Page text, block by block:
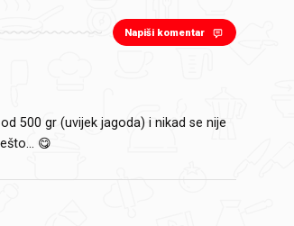
Napiši komentar
500 gr (uvijek jagoda) i nikad se nije
😋